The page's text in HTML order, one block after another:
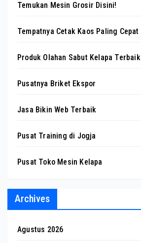
Temukan Mesin Grosir Disini!
Tempatnya Cetak Kaos Paling Cepat
Produk Olahan Sabut Kelapa Terbaik
Pusatnya Briket Ekspor
Jasa Bikin Web Terbaik
Pusat Training di Jogja
Pusat Toko Mesin Kelapa
Archives
Agustus 2026